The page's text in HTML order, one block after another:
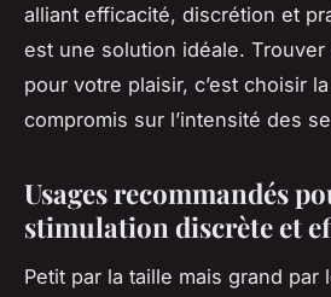
alliant efficacité, discrétion et
est une solution idéale.
pour votre plaisir, c’est choisir
compromis sur l’intensité des
Usages recommandés
stimulation discrète et
Petit par la taille mais grand par